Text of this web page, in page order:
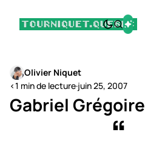
Olivier Niquet
<1 min de lecture·juin 25, 2007
Gabriel Grégoire